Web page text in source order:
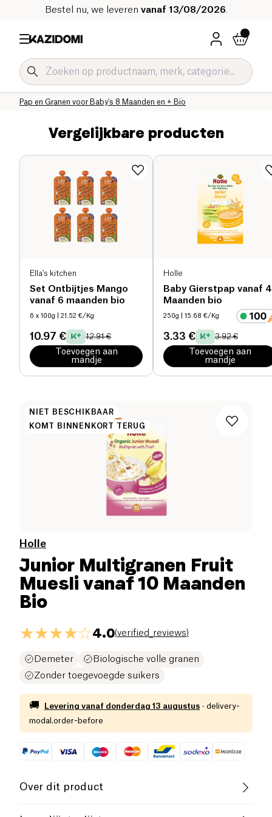
Bestel nu, we leveren vanaf 13/08/2026
Pap en Granen voor Baby's 8 Maanden en + Bio
Pap en Babygranen Bio
Babyvoeding Bio
Home
Vergelijkbare producten
Ella's kitchen
Set Ontbijtjes Mango
vanaf 6 maanden bio
6 x 100g | 21.52 €/Kg
10.97 € 12.91 €
Toevoegen aan
mandje
Holle
Baby Gierstpap vanaf 4
Maanden bio
250g | 15.68 €/Kg
3.33 € 3.92 €
Toevoegen aan
mandje
NIET BESCHIKBAAR
KOMT BINNENKORT TERUG
Holle
Junior Multigranen Fruit
Muesli vanaf 10 Maanden
Bio
4.0(verified_reviews)
Demeter
Biologische volle granen
Zonder toegevoegde suikers
🚚 Levering vanaf donderdag 13 augustus · delivery-
modal.order-before
Over dit product